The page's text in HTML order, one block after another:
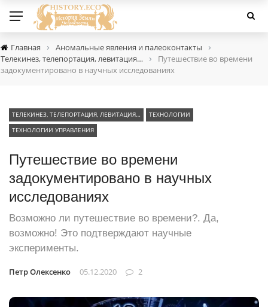
Главная › Аномальные явления и палеоконтакты ›
Телекинез, телепортация, левитация… ›
Путешествие во времени
задокументировано в научных исследованиях
ТЕЛЕКИНЕЗ, ТЕЛЕПОРТАЦИЯ, ЛЕВИТАЦИЯ…
ТЕХНОЛОГИИ
ТЕХНОЛОГИИ УПРАВЛЕНИЯ
Путешествие во времени
задокументировано в научных
исследованиях
Возможно ли путешествие во времени?. Да,
возможно! Это подтверждают научные
эксперименты.
Петр Олексенко 05.12.2020 2